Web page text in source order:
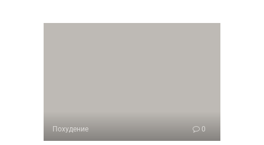
Похудение 0